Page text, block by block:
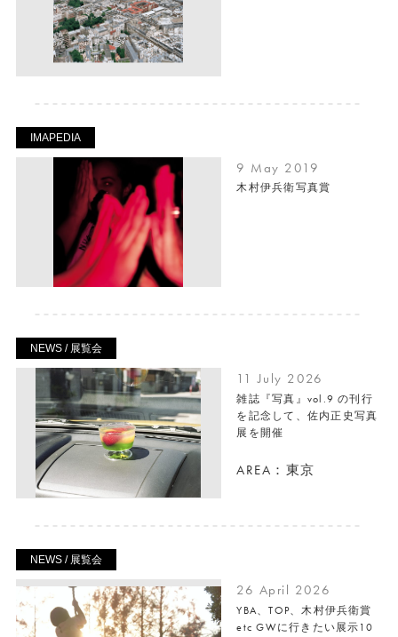
IMAPEDIA
9 May 2019
木村伊兵衛写真賞
NEWS / 展覧会
11 July 2026
雑誌『写真』vol.9 の刊行
を記念して、佐内正史写真
展を開催
AREA：東京
NEWS / 展覧会
26 April 2026
YBA、TOP、木村伊兵衛賞
etc GWに行きたい展示10